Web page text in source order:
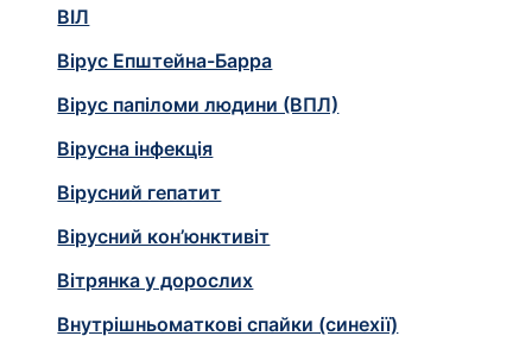
ВІЛ
Вірус Епштейна-Барра
Вірус папіломи людини (ВПЛ)
Вірусна інфекція
Вірусний гепатит
Вірусний кон’юнктивіт
Вітрянка у дорослих
Внутрішньоматкові спайки (синехії)